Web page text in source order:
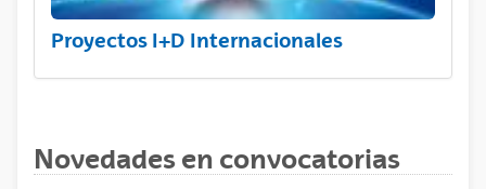
Proyectos I+D Internacionales
Novedades en convocatorias